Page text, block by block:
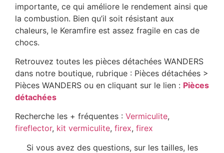
importante, ce qui améliore le rendement ainsi que
la combustion. Bien qu’il soit résistant aux
chaleurs, le Keramfire est assez fragile en cas de
chocs.
Retrouvez toutes les pièces détachées WANDERS
dans notre boutique, rubrique : Pièces détachées >
Pièces WANDERS ou en cliquant sur le lien : Pièces
détachées
Recherche les + fréquentes : Vermiculite,
fireflector, kit vermiculite, firex, firex
Si vous avez des questions, sur les tailles, les